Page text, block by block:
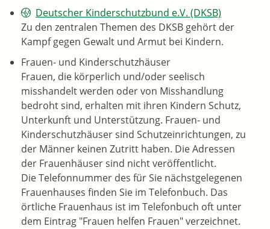
Deutscher Kinderschutzbund e.V. (DKSB)
Zu den zentralen Themen des DKSB gehört der
Kampf gegen Gewalt und Armut bei Kindern.
Frauen- und Kinderschutzhäuser
Frauen, die körperlich und/oder seelisch
misshandelt werden oder von Misshandlung
bedroht sind, erhalten mit ihren Kindern Schutz,
Unterkunft und Unterstützung. Frauen- und
Kinderschutzhäuser sind Schutzeinrichtungen, zu
der Männer keinen Zutritt haben. Die Adressen
der Frauenhäuser sind nicht veröffentlicht.
Die Telefonnummer des für Sie nächstgelegenen
Frauenhauses finden Sie im Telefonbuch. Das
örtliche Frauenhaus ist im Telefonbuch oft unter
dem Eintrag "Frauen helfen Frauen" verzeichnet.